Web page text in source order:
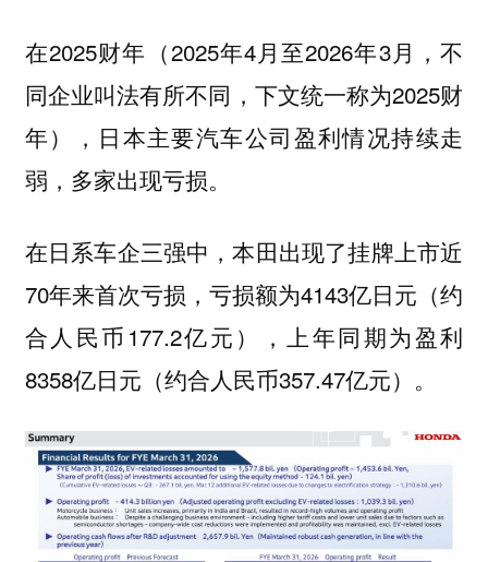
在2025财年（2025年4月至2026年3月，不
同企业叫法有所不同，下文统一称为2025财
年），日本主要汽车公司盈利情况持续走
弱，多家出现亏损。
在日系车企三强中，本田出现了挂牌上市近
70年来首次亏损，亏损额为4143亿日元（约
合人民币177.2亿元），上年同期为盈利
8358亿日元（约合人民币357.47亿元）。